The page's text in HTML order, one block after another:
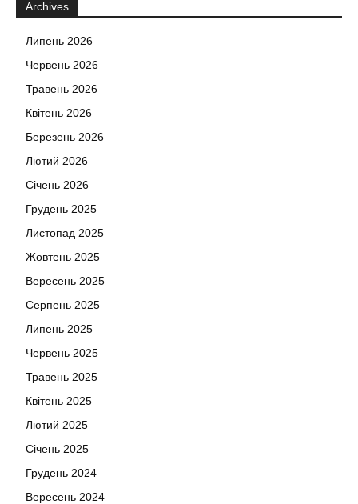
Archives
Липень 2026
Червень 2026
Травень 2026
Квітень 2026
Березень 2026
Лютий 2026
Січень 2026
Грудень 2025
Листопад 2025
Жовтень 2025
Вересень 2025
Серпень 2025
Липень 2025
Червень 2025
Травень 2025
Квітень 2025
Лютий 2025
Січень 2025
Грудень 2024
Вересень 2024